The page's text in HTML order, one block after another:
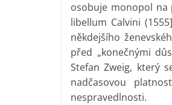
osobuje monopol na
libellum Calvini
někdejšího
před „konečnými
Stefan Zweig, který
nadčasovou
nespravedlnosti.